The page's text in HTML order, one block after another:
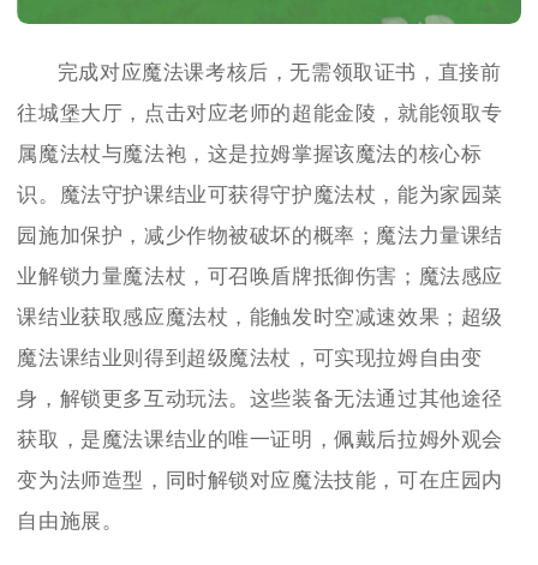
完成对应魔法课考核后，无需领取证书，直接前
往城堡大厅，点击对应老师的超能金陵，就能领取专
属魔法杖与魔法袍，这是拉姆掌握该魔法的核心标
识。魔法守护课结业可获得守护魔法杖，能为家园菜
园施加保护，减少作物被破坏的概率；魔法力量课结
业解锁力量魔法杖，可召唤盾牌抵御伤害；魔法感应
课结业获取感应魔法杖，能触发时空减速效果；超级
魔法课结业则得到超级魔法杖，可实现拉姆自由变
身，解锁更多互动玩法。这些装备无法通过其他途径
获取，是魔法课结业的唯一证明，佩戴后拉姆外观会
变为法师造型，同时解锁对应魔法技能，可在庄园内
自由施展。